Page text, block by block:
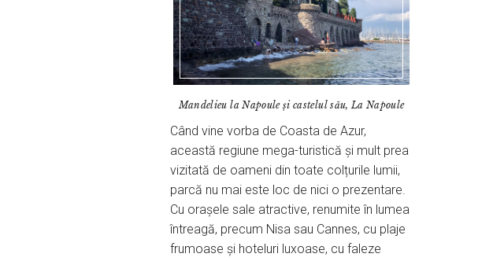
Mandelieu la Napoule și castelul său, La Napoule
Când vine vorba de Coasta de Azur,
această regiune mega-turistică și mult prea
vizitată de oameni din toate colțurile lumii,
parcă nu mai este loc de nici o prezentare.
Cu orașele sale atractive, renumite în lumea
întreagă, precum Nisa sau Cannes, cu plaje
frumoase și hoteluri luxoase, cu faleze